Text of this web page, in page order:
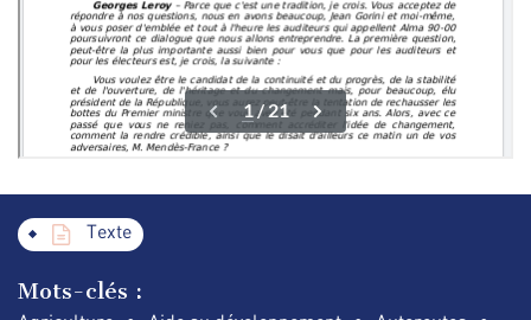
Texte
Mots-clés :